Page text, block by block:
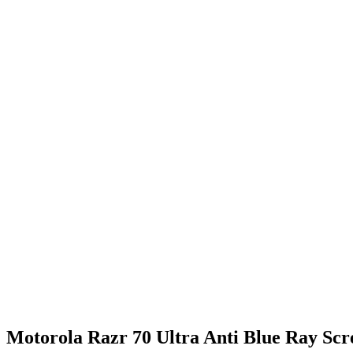
Motorola Razr 70 Ultra Anti Blue Ray